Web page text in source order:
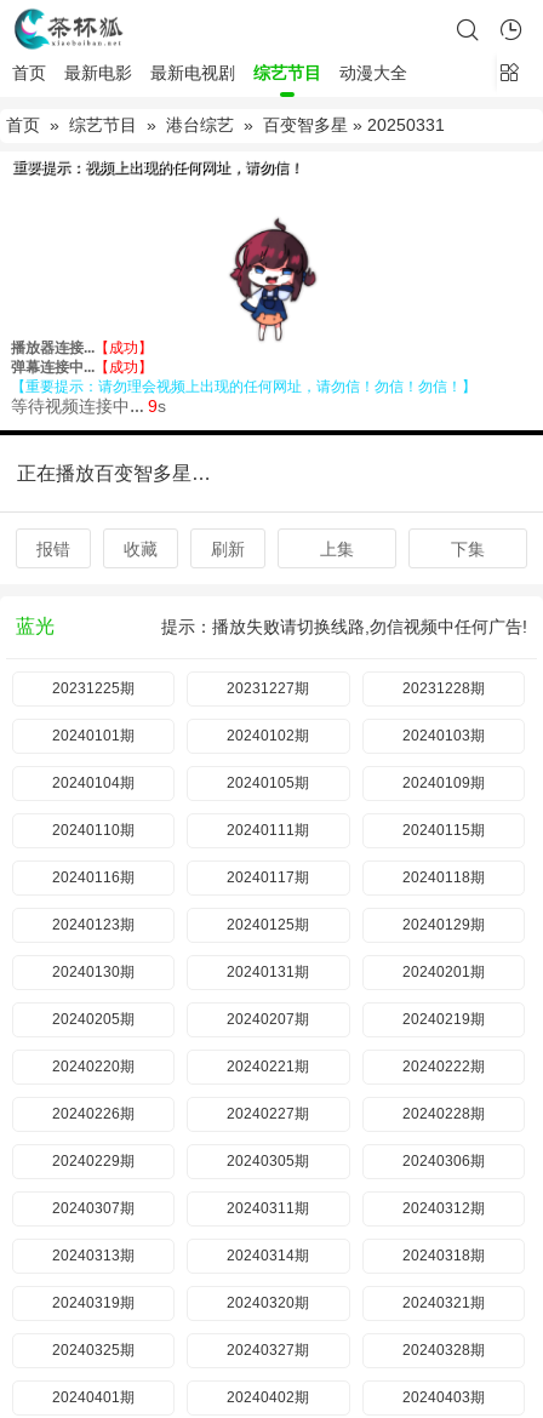
首页 最新电影 最新电视剧 综艺节目 动漫大全
首页 » 综艺节目 » 港台综艺 » 百变智多星 » 20250331
正在播放百变智多星20250331
报错 收藏 刷新 上集 下集
蓝光 提示：播放失败请切换线路,勿信视频中任何广告!
20231225期 20231227期 20231228期
20240101期 20240102期 20240103期
20240104期 20240105期 20240109期
20240110期 20240111期 20240115期
20240116期 20240117期 20240118期
20240123期 20240125期 20240129期
20240130期 20240131期 20240201期
20240205期 20240207期 20240219期
20240220期 20240221期 20240222期
20240226期 20240227期 20240228期
20240229期 20240305期 20240306期
20240307期 20240311期 20240312期
20240313期 20240314期 20240318期
20240319期 20240320期 20240321期
20240325期 20240327期 20240328期
20240401期 20240402期 20240403期